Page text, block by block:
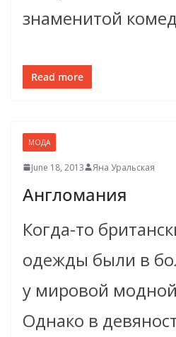
знаменитой
Read more
МОДА
June 18, 2013 Яна Уральская
Англомания
Когда-то
одежды были в
у мировой
Однако в